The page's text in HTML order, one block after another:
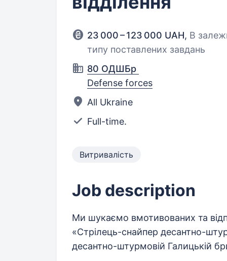
23 000 – 123 000 UAH, В
типу поставлених завдань
80 ОДШБр
Defense forces
All Ukraine
Full-time.
Витривалість
Job description
Ми шукаємо вмотивованих та
«Стрілець-снайпер десантно-
десантно-штурмовій Галицькій